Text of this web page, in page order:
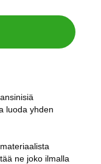
luoda yhden
ne joko ilmalla